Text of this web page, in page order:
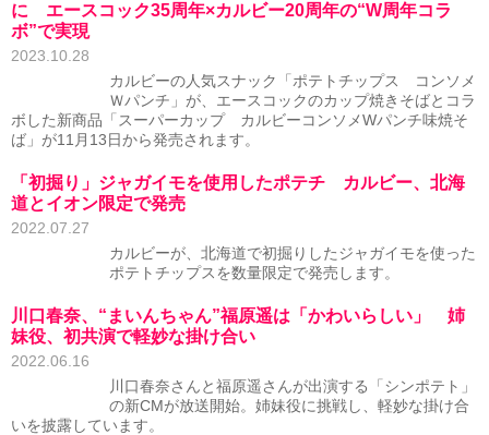
に エースコック35周年×カルビー20周年の“W周年コラ
ボ”で実現
2023.10.28
カルビーの人気スナック「ポテトチップス コンソメ
Ｗパンチ」が、エースコックのカップ焼きそばとコラ
ボした新商品「スーパーカップ カルビーコンソメWパンチ味焼そ
ば」が11月13日から発売されます。
「初掘り」ジャガイモを使用したポテチ カルビー、北海
道とイオン限定で発売
2022.07.27
カルビーが、北海道で初掘りしたジャガイモを使った
ポテトチップスを数量限定で発売します。
川口春奈、“まいんちゃん”福原遥は「かわいらしい」 姉
妹役、初共演で軽妙な掛け合い
2022.06.16
川口春奈さんと福原遥さんが出演する「シンポテト」
の新CMが放送開始。姉妹役に挑戦し、軽妙な掛け合
いを披露しています。